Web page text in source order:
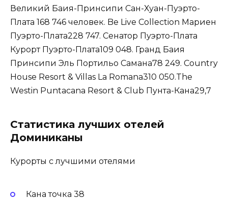
Великий Баия-Принсипи Сан-Хуан-Пуэрто-
Плата 168 746 человек. Be Live Collection Мариен
Пуэрто-Плата228 747. Сенатор Пуэрто-Плата
Курорт Пуэрто-Плата109 048. Гранд Баия
Принсипи Эль Портильо Самана78 249. Country
House Resort & Villas La Romana310 050.The
Westin Puntacana Resort & Club Пунта-Кана29,7
Статистика лучших отелей
Доминиканы
Курорты с лучшими отелями
Кана точка 38